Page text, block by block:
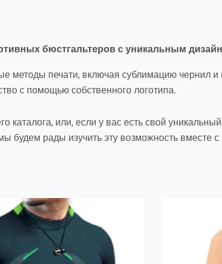
бюстгальтеров с уникальным
методы печати, включая сублимацию чернил и
с помощью собственного логотипа.
каталога, или, если у вас есть свой
будем рады изучить эту возможность вместе